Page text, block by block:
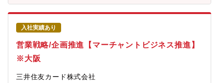
Customer Success の組織連携の調整・ROIやUnit
Economics（CAC÷LTV）に基づく事業横断でのリソース配分調
整【ミッション・役割】■セールスプロセス設計（セールス領域）
IS→FS→CSプロセス■施策管理Ops設計（マーケティング領域）
チャネル管理/キャンペーン管理/コスト管理■CRMプロセス設計
（マーケティング領域）メール配信プロセス/広告配信プロセス※
その他、ご経験やご志向性に応じて下記のいずれかををお任せ致
構築/システムマネジメント【採用背景】ビジネスチャットの普及
入社実績あり
営業戦略/企画推進【マーチャントビジネス推進】
※大阪
三井住友カード株式会社